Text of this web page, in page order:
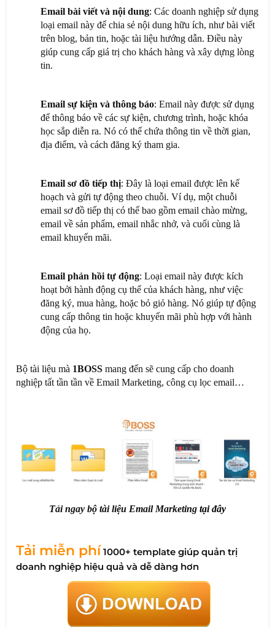
Email bài viết và nội dung: Các doanh nghiệp sử dụng
loại email này để chia sẻ nội dung hữu ích, như bài viết
trên blog, bản tin, hoặc tài liệu hướng dẫn. Điều này
giúp cung cấp giá trị cho khách hàng và xây dựng lòng
tin.
Email sự kiện và thông báo: Email này được sử dụng
để thông báo về các sự kiện, chương trình, hoặc khóa
học sắp diễn ra. Nó có thể chứa thông tin về thời gian,
địa điểm, và cách đăng ký tham gia.
Email sơ đồ tiếp thị: Đây là loại email được lên kế
hoạch và gửi tự động theo chuỗi. Ví dụ, một chuỗi
email sơ đồ tiếp thị có thể bao gồm email chào mừng,
email về sản phẩm, email nhắc nhở, và cuối cùng là
email khuyến mãi.
Email phản hồi tự động: Loại email này được kích
hoạt bởi hành động cụ thể của khách hàng, như việc
đăng ký, mua hàng, hoặc bỏ giỏ hàng. Nó giúp tự động
cung cấp thông tin hoặc khuyến mãi phù hợp với hành
động của họ.
Bộ tài liệu mà 1BOSS mang đến sẽ cung cấp cho doanh
nghiệp tất tần tần về Email Marketing, công cụ lọc email…
Tải ngay bộ tài liệu Email Marketing tại đây
Tải miễn phí 1000+ template giúp quản trị
doanh nghiệp hiệu quả và dễ dàng hơn